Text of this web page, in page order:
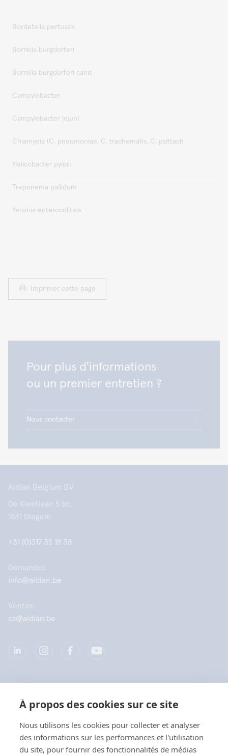
À propos des cookies sur ce site
Nous utilisons les cookies pour collecter et analyser
des informations sur les performances et l'utilisation
du site, pour fournir des fonctionnalités de médias
Bordetella pertussis
Borrelia burgdorferi
Borrelia burgdorferi canis
Campylobacter
Campylobacter jejuni
Chlamydia (C. pneumoniae, C. trachomatis, C. psittaci)
Helicobacter pylori
Treponema pallidum
Yersinia enterocolitica
Imprimer cette page
Pour plus d'informations
ou un premier entretien ?
Nous contacter
Aidian Belgium BV
De Kleetlaan 5 bc,
1831 Diegem
+31 (0)317 35 18 38
Demandes
info@aidian.be
Ventes
cs@aidian.be
Liens rapides